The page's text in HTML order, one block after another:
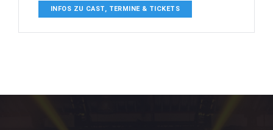
INFOS ZU CAST, TERMINE & TICKETS